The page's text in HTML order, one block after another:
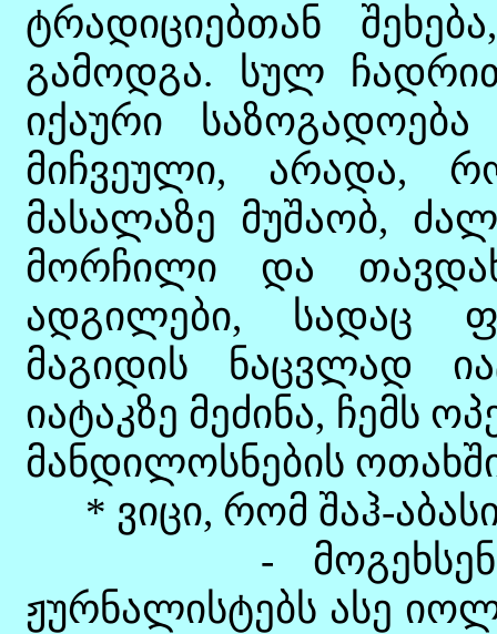
ტრადიციებთან
გამოდგა. სულ
იქაური
მიჩვეული, არადა,
მასალაზე მუშაობ,
მორჩილი და
ადგილები, სადაც
მაგიდის ნაცვლად
იატაკზე მეძინა, ჩემს
მანდილოსნების
* ვიცი, რომ შაჰ-
-
ჟურნალისტებს ასე